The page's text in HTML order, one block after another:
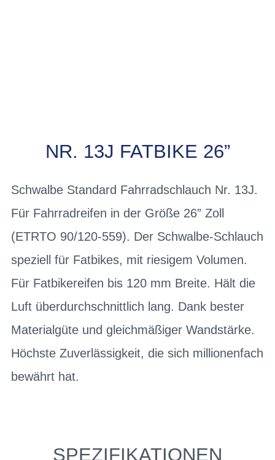
NR. 13J FATBIKE 26”
Schwalbe Standard Fahrradschlauch Nr. 13J.
Für Fahrradreifen in der Größe 26” Zoll
(ETRTO 90/120-559). Der Schwalbe-Schlauch
speziell für Fatbikes, mit riesigem Volumen.
Für Fatbikereifen bis 120 mm Breite. Hält die
Luft überdurchschnittlich lang. Dank bester
Materialgüte und gleichmäßiger Wandstärke.
Höchste Zuverlässigkeit, die sich millionenfach
bewährt hat.
SPEZIFIKATIONEN